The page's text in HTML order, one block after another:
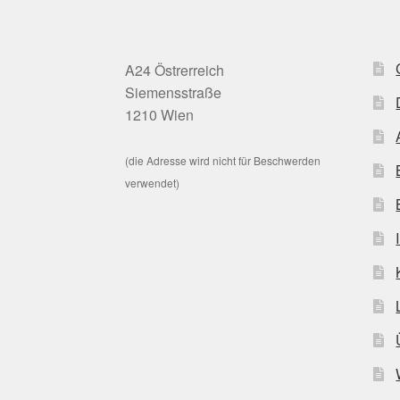
A24 Östrerreich
Siemensstraße
1210 Wien
(die Adresse wird nicht für Beschwerden
verwendet)